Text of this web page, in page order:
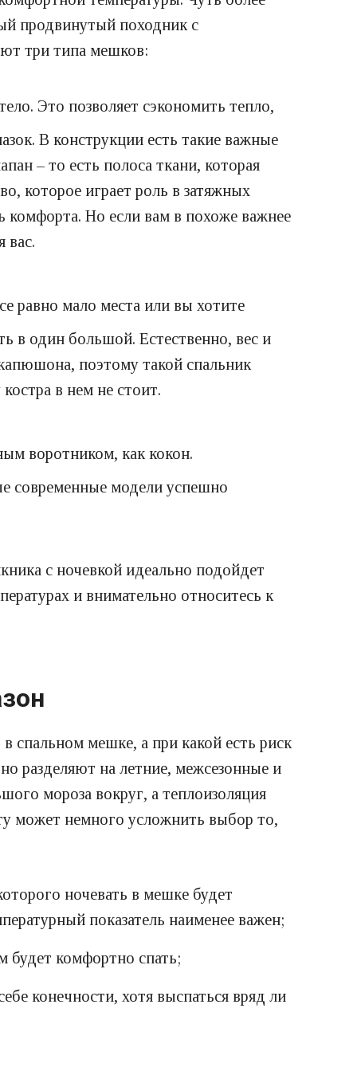
продвинутый походник с
три типа мешков:
Это позволяет сэкономить тепло,
В конструкции есть такие важные
– то есть полоса ткани, которая
которое играет роль в затяжных
комфорта. Но если вам в похоже важнее
вас.
равно мало места или вы хотите
в один большой. Естественно, вес и
поэтому такой спальник
в нем не стоит.
воротником, как кокон.
современные модели успешно
с ночевкой идеально подойдет
и внимательно относитесь к
спальном мешке, а при какой есть риск
разделяют на летние, межсезонные и
мороза вокруг, а теплоизоляция
может немного усложнить выбор то,
ночевать в мешке будет
показатель наименее важен;
будет комфортно спать;
конечности, хотя выспаться вряд ли